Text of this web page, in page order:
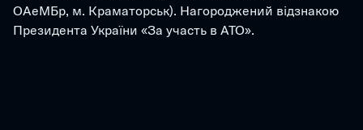
ОАеМБр, м. Краматорськ). Нагороджений відзнакою
Президента України «За участь в АТО».